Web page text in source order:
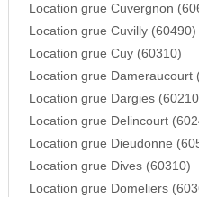
Location grue Cuvergnon
Location grue Cuvilly (60490)
Location grue Cuy (60310)
Location grue Dameraucourt
Location grue Dargies
Location grue Delincourt
Location grue Dieudonne
Location grue Dives (60310)
Location grue Domeliers